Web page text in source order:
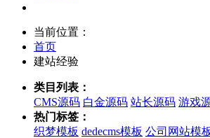
当前位置：
首页
建站经验
类目列表：
CMS源码 白金源码 站长源码 游戏
热门标签：
织梦模板 dedecms模板 公司网站模